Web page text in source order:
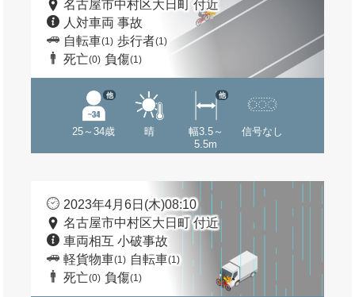
名古屋市中村区大日町 付近
人対車両 事故
自転車(1) 歩行者(1)
死亡(0) 負傷(1)
25～34歳
他
晴
幅3.5～
5.5m
他
信号なし
2023年4月6日(木)08:10
名古屋市中村区大日町 付近
車両相互 小破事故
軽貨物車(1) 自転車(1)
死亡(0) 負傷(1)